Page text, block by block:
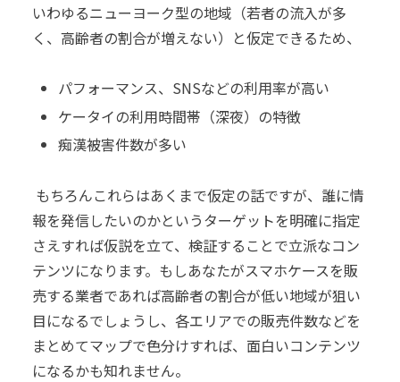
いわゆるニューヨーク型の地域（若者の流入が多
く、高齢者の割合が増えない）と仮定できるため、
パフォーマンス、SNSなどの利用率が高い
ケータイの利用時間帯（深夜）の特徴
痴漢被害件数が多い
もちろんこれらはあくまで仮定の話ですが、誰に情
報を発信したいのかというターゲットを明確に指定
さえすれば仮説を立て、検証することで立派なコン
テンツになります。 もしあなたがスマホケースを販
売する業者であれば高齢者の割合が低い地域が狙い
目になるでしょうし、各エリアでの販売件数などを
まとめてマップで色分けすれば、面白いコンテンツ
になるかも知れません。